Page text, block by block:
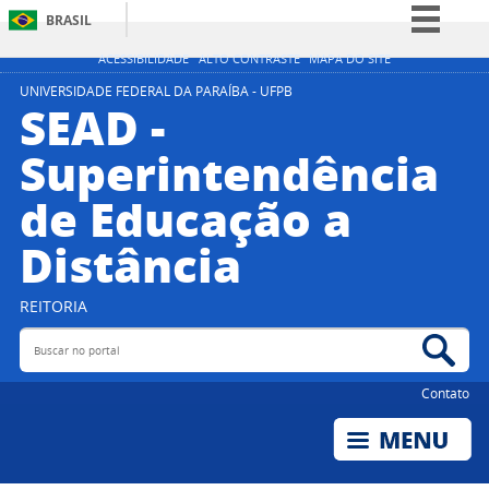
ACESSIBILIDADE ALTO CONTRASTE MAPA DO SITE
BRASIL
Simplifique!
Acesso à informação
Legislação
Canais
UNIVERSIDADE FEDERAL DA PARAÍBA - UFPB
SEAD -
Superintendência
de Educação a
Distância
REITORIA
Buscar no portal
Contato